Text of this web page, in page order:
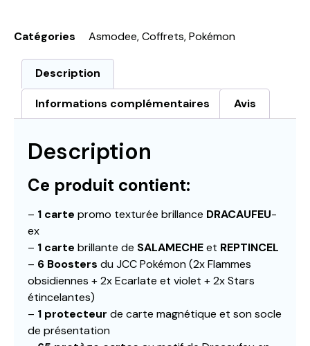
Catégories Asmodee,Coffrets,Pokémon
Description
Informations complémentaires Avis
Description
Ce produit contient:
– 1 carte promo texturée brillance DRACAUFEU-
ex
– 1 carte brillante de SALAMECHEet REPTINCEL
– 6 Boosters du JCC Pokémon (2x Flammes
obsidiennes + 2x Ecarlate et violet + 2x Stars
étincelantes)
– 1 protecteur de carte magnétique et son socle
de présentation